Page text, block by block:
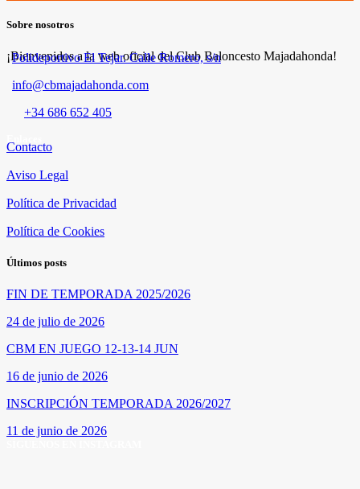
Sobre nosotros
¡Bienvenidos a la web oficial del Club Baloncesto Majadahonda!
Polideportivo El Tejar. Calle Romero, s/n
info@cbmajadahonda.com
+34 686 652 405
Contacto
Aviso Legal
Política de Privacidad
Política de Cookies
Últimos posts
FIN DE TEMPORADA 2025/2026
24 de julio de 2026
CBM EN JUEGO 12-13-14 JUN
16 de junio de 2026
INSCRIPCIÓN TEMPORADA 2026/2027
11 de junio de 2026